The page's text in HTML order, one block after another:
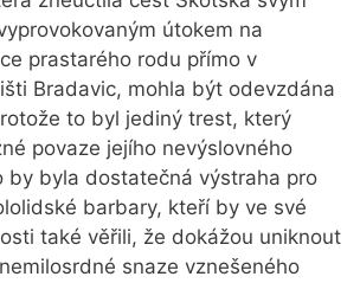
útokem na
prastarého rodu přímo v
Bradavic, mohla být odevzdána
to byl jediný trest, který
povaze jejího nevýslovného
by byla dostatečná výstraha pro
barbary, kteří by ve své
také věřili, že dokážou uniknout
snaze vznešeného